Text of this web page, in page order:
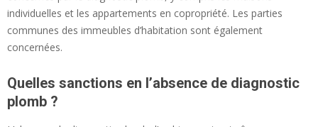
individuelles et les appartements en copropriété. Les parties
communes des immeubles d’habitation sont également
concernées.
Quelles sanctions en l’absence de diagnostic
plomb ?